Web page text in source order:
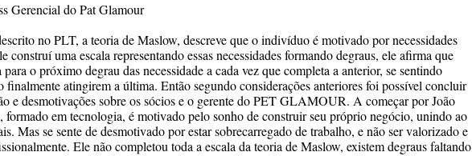
Gerencial do Pat Glamour
no PLT, a teoria de Maslow, descreve que o indivíduo é motivado por necessidades
construí uma escala representando essas necessidades formando degraus, ele afirma que
para o próximo degrau das necessidade a cada vez que completa a anterior, se sentindo
finalmente atingirem a última. Então segundo considerações anteriores foi possível concluir
e desmotivações sobre os sócios e o gerente do PET GLAMOUR. A começar por João
em tecnologia, é motivado pelo sonho de construir seu próprio negócio, unindo ao
Mas se sente de desmotivado por estar sobrecarregado de trabalho, e não ser valorizado e
Ele não completou toda a escala da teoria de Maslow, existem degraus faltando